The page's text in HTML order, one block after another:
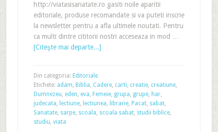
http://viatasisanatate.ro gasiti noile aparitii
editoriale, produse recomandate si va puteti inscrie
la newsletter pentru a afla ultimele noutati. Pentru
ca multi dintre cititorii nostri acceseaza in mod …
[Citeşte mai departe...]
Din categoria: Editoriale
Etichete: adam, Biblia, Cadere, carti, creatie, creatiune,
Dumnezeu, eden, eva, Femeie, grupa, grupe, har,
judecata, lectiune, lectiunea, librarie, Pacat, sabat,
Sanatate, sarpe, scoala, scoala sabat, studii biblice,
studiu, viata